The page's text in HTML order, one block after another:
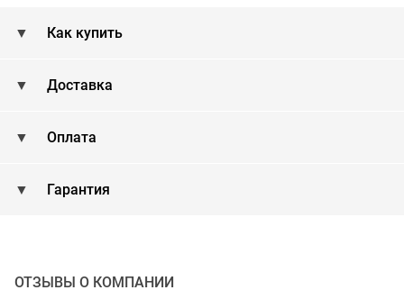
Как купить
Доставка
Оплата
Гарантия
ОТЗЫВЫ О КОМПАНИИ